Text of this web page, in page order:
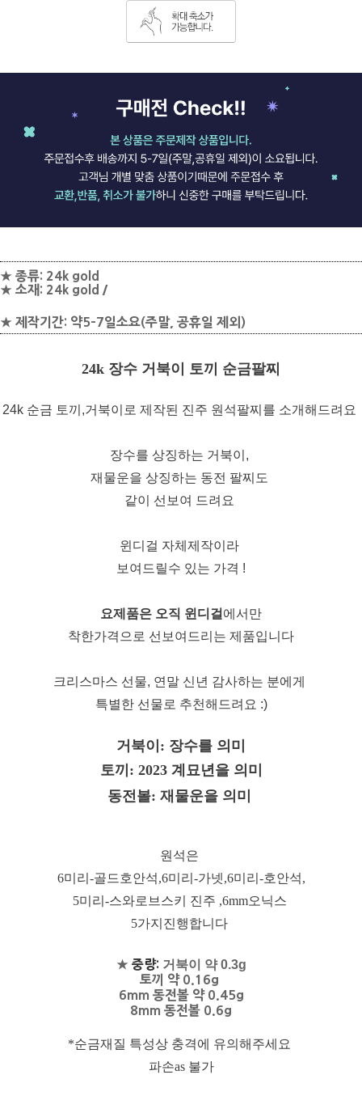
★ 종류: 24k gold
★ 소재: 24k gold /
★ 제작기간: 약5-7일소요(주말, 공휴일 제외)
24k 장수 거북이 토끼 순금팔찌
24k 순금 토끼,거북이로 제작된 진주 원석팔찌를 소개해드려요
장수를 상징하는 거북이,
재물운을 상징하는 동전 팔찌도
같이 선보여 드려요
윈디걸 자체제작이라
보여드릴수 있는 가격 !
요제품은 오직 윈디걸에서만
착한가격으로 선보여드리는 제품입니다
크리스마스 선물, 연말 신년 감사하는 분에게
특별한 선물로 추천해드려요 :)
거북이: 장수를 의미
토끼: 2023 계묘년을 의미
동전볼: 재물운을 의미
원석은
6미리-골드호안석,6미리-가넷,6미리-호안석,
5미리-스와로브스키 진주 ,6mm오닉스
5가지진행합니다
★ 중량: 거북이 약 0.3g
토끼 약 0.16g
6mm 동전볼 약 0.45g
8mm 동전볼 0.6g
*순금재질 특성상 충격에 유의해주세요
파손as 불가